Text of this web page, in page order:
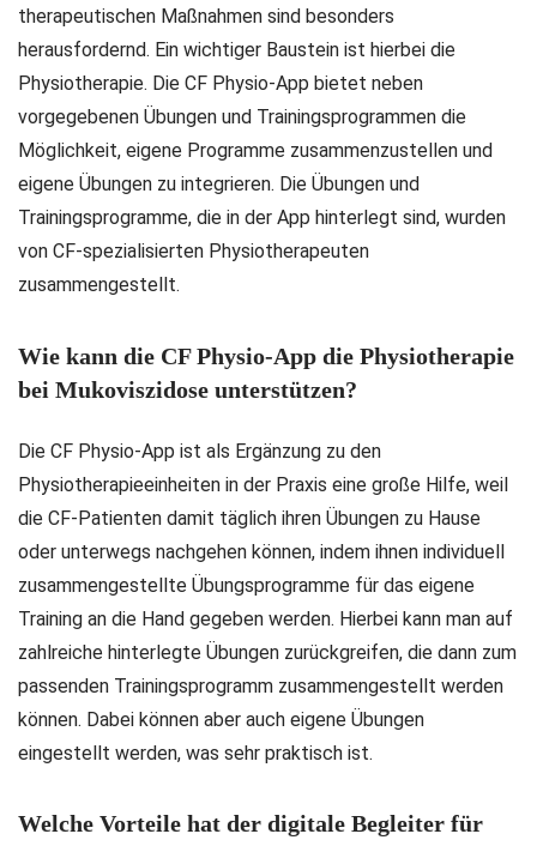
therapeutischen Maßnahmen sind besonders
herausfordernd. Ein wichtiger Baustein ist hierbei die
Physiotherapie. Die CF Physio-App bietet neben
vorgegebenen Übungen und Trainingsprogrammen die
Möglichkeit, eigene Programme zusammenzustellen und
eigene Übungen zu integrieren. Die Übungen und
Trainingsprogramme, die in der App hinterlegt sind, wurden
von CF-spezialisierten Physiotherapeuten
zusammengestellt.
Wie kann die CF Physio-App die Physiotherapie
bei Mukoviszidose unterstützen?
Die CF Physio-App ist als Ergänzung zu den
Physiotherapieeinheiten in der Praxis eine große Hilfe, weil
die CF-Patienten damit täglich ihren Übungen zu Hause
oder unterwegs nachgehen können, indem ihnen individuell
zusammengestellte Übungsprogramme für das eigene
Training an die Hand gegeben werden. Hierbei kann man auf
zahlreiche hinterlegte Übungen zurückgreifen, die dann zum
passenden Trainingsprogramm zusammengestellt werden
können. Dabei können aber auch eigene Übungen
eingestellt werden, was sehr praktisch ist.
Welche Vorteile hat der digitale Begleiter für